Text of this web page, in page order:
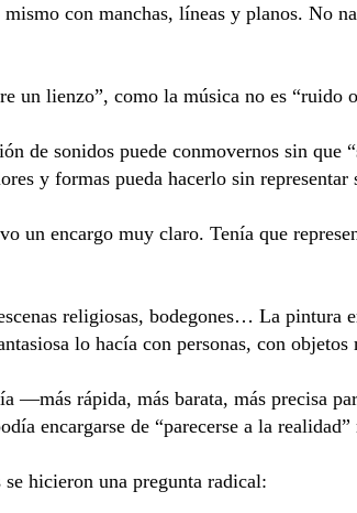
con manchas, líneas y planos. No
un lienzo”, como la música no es “ruido
de sonidos puede conmovernos sin
y formas pueda hacerlo sin representar
un encargo muy claro. Tenía que
religiosas, bodegones… La
lo hacía con personas, con
—más rápida, más barata, más precisa
encargarse de “parecerse a la
hicieron una pregunta radical: